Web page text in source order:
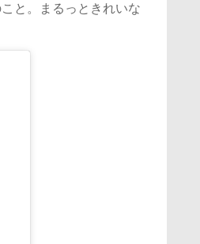
と。まるっときれいな